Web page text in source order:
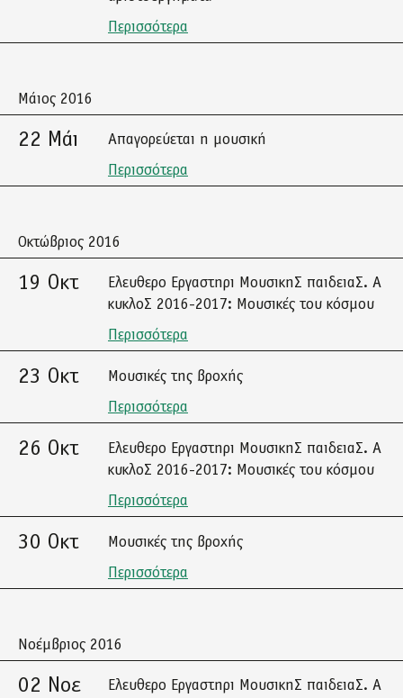
Περισσότερα
Μάιος 2016
22 Μάι
Απαγορεύεται η μουσική
Περισσότερα
Οκτώβριος 2016
19 Οκτ
Ελευθερο Εργαστηρι ΜουσικηΣ παιδειαΣ. Α
κυκλοΣ 2016-2017: Μουσικές του κόσμου
Περισσότερα
23 Οκτ
Μουσικές της βροχής
Περισσότερα
26 Οκτ
Ελευθερο Εργαστηρι ΜουσικηΣ παιδειαΣ. Α
κυκλοΣ 2016-2017: Μουσικές του κόσμου
Περισσότερα
30 Οκτ
Μουσικές της βροχής
Περισσότερα
Νοέμβριος 2016
02 Νοε
Ελευθερο Εργαστηρι ΜουσικηΣ παιδειαΣ. Α